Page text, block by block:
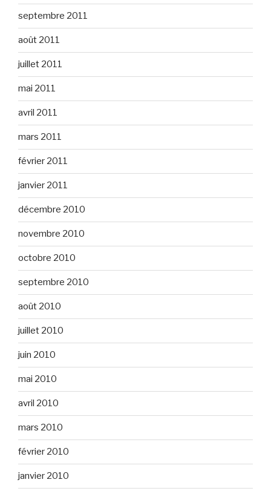
septembre 2011
août 2011
juillet 2011
mai 2011
avril 2011
mars 2011
février 2011
janvier 2011
décembre 2010
novembre 2010
octobre 2010
septembre 2010
août 2010
juillet 2010
juin 2010
mai 2010
avril 2010
mars 2010
février 2010
janvier 2010